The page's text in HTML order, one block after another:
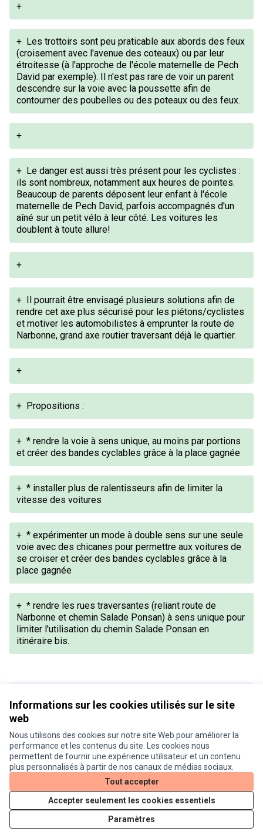
Informations sur les cookies utilisés sur le site
web
Nous utilisons des cookies sur notre site Web pour améliorer la
performance et les contenus du site. Les cookies nous
permettent de fournir une expérience utilisateur et un contenu
plus personnalisés à partir de nos canaux de médias sociaux.
Tout accepter
Accepter seulement les cookies essentiels
Paramètres
+
+ Les trottoirs sont peu praticable aux abords des feux
(croisement avec l'avenue des coteaux) ou par leur
étroitesse (à l'approche de l'école maternelle de Pech
David par exemple). Il n'est pas rare de voir un parent
descendre sur la voie avec la poussette afin de
contourner des poubelles ou des poteaux ou des feux.
+
+ Le danger est aussi très présent pour les cyclistes :
ils sont nombreux, notamment aux heures de pointes.
Beaucoup de parents déposent leur enfant à l'école
maternelle de Pech David, parfois accompagnés d'un
aîné sur un petit vélo à leur côté. Les voitures les
doublent à toute allure!
+
+ Il pourrait être envisagé plusieurs solutions afin de
rendre cet axe plus sécurisé pour les piétons/cyclistes
et motiver les automobilistes à emprunter la route de
Narbonne, grand axe routier traversant déjà le quartier.
+
+ Propositions :
+ * rendre la voie à sens unique, au moins par portions
et créer des bandes cyclables grâce à la place gagnée
+ * installer plus de ralentisseurs afin de limiter la
vitesse des voitures
+ * expérimenter un mode à double sens sur une seule
voie avec des chicanes pour permettre aux voitures de
se croiser et créer des bandes cyclables grâce à la
place gagnée
+ * rendre les rues traversantes (reliant route de
Narbonne et chemin Salade Ponsan) à sens unique pour
limiter l'utilisation du chemin Salade Ponsan en
itinéraire bis.
Conditions d'utilisation
Paramètres des cookies
Je participe ! sur X
(Lien externe)
Je participe ! sur Facebook
Je participe ! sur Instagram
Site réalisé grâce aulogiciel libre Decidim .
Licence
(Lien